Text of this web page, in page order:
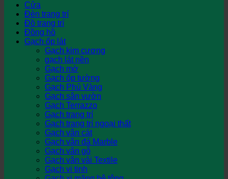
Cửa
Đèn trang trí
Đồ trang trí
Đồng hồ
Gạch ốp lát
Gạch kim cương
gạch lát nền
Gạch mờ
Gạch ốp tường
Gạch Phủ Vàng
Gạch sân vườn
Gạch Terrazzo
Gạch trang trí
Gạch trang trí ngoại thất
Gạch vân cát
Gạch vân đá Marble
Gạch vân gỗ
Gạch vân vải Textile
Gạch vi tinh